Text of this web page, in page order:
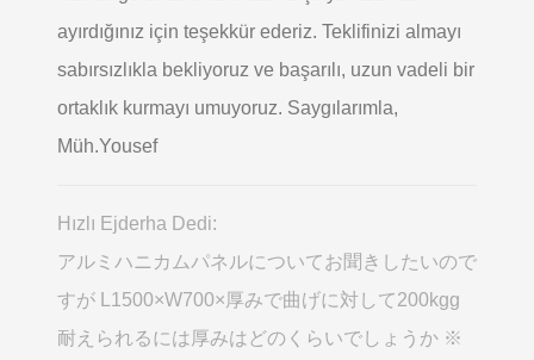
ayırdığınız için teşekkür ederiz. Teklifinizi almayı
sabırsızlıkla bekliyoruz ve başarılı, uzun vadeli bir
ortaklık kurmayı umuyoruz. Saygılarımla,
Müh.Yousef
Hızlı Ejderha Dedi:
アルミハニカムパネルについてお聞きしたいので
すが L1500×W700×厚みで曲げに対して200kgg
耐えられるには厚みはどのくらいでしょうか ※